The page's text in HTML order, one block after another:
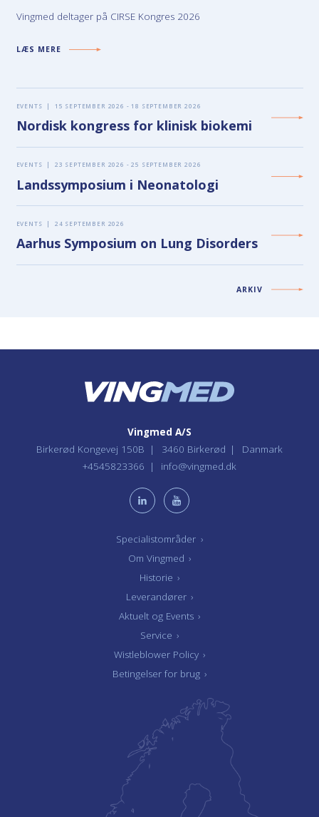
Vingmed deltager på CIRSE Kongres 2026
LÆS MERE
EVENTS | 15 SEPTEMBER 2026 - 18 SEPTEMBER 2026
Nordisk kongress for klinisk biokemi
EVENTS | 23 SEPTEMBER 2026 - 25 SEPTEMBER 2026
Landssymposium i Neonatologi
EVENTS | 24 SEPTEMBER 2026
Aarhus Symposium on Lung Disorders
ARKIV
Specialistområder ›
Om Vingmed ›
Historie ›
Leverandører ›
Aktuelt og Events ›
Service ›
Wistleblower Policy ›
Betingelser for brug ›
Vingmed A/S
Birkerød Kongevej 150B
3460 Birkerød
Danmark
+4545823366
info@vingmed.dk